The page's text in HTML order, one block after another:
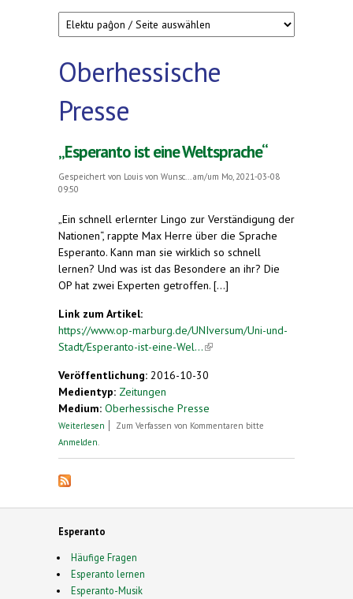
Oberhessische
Presse
„Esperanto ist eine Weltsprache“
Gespeichert von Louis von Wunsc...
am/um Mo, 2021-03-08
09:50
„Ein schnell erlernter Lingo zur Verständigung der
Nationen“, rappte Max Herre über die Sprache
Esperanto. Kann man sie wirklich so schnell
lernen? Und was ist das Besondere an ihr? Die
OP hat zwei Experten getroffen. [...]
Link zum Artikel:
https://www.op-marburg.de/UNIversum/Uni-und-
Stadt/Esperanto-ist-eine-Wel...(link is external)
Veröffentlichung: 2016-10-30
Medientyp: Zeitungen
Medium: Oberhessische Presse
Weiterlesen über „Esperanto ist eine Weltsprache“
Zum Verfassen von Kommentaren bitte
Anmelden
Esperanto
Häufige Fragen
Esperanto lernen
Esperanto-Musik